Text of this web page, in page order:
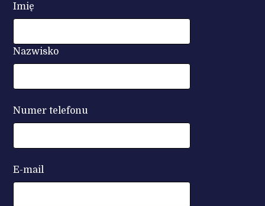
Imię
Nazwisko
Numer telefonu
E-mail